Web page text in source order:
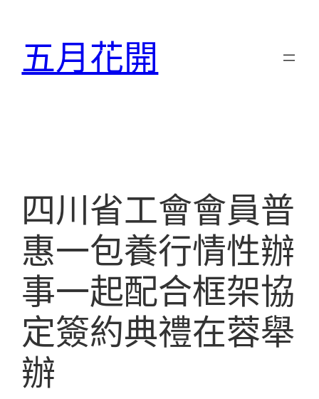
五月花開
四川省工會會員普
惠一包養行情性辦
事一起配合框架協
定簽約典禮在蓉舉
辦